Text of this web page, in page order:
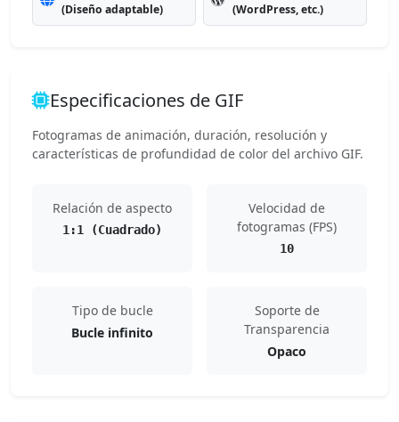
(Diseño adaptable) (WordPress, etc.)
Especificaciones de GIF
Fotogramas de animación, duración, resolución y
características de profundidad de color del archivo GIF.
Relación de aspecto
1:1 (Cuadrado)
Velocidad de
fotogramas (FPS)
10
Tipo de bucle
Bucle infinito
Soporte de
Transparencia
Opaco